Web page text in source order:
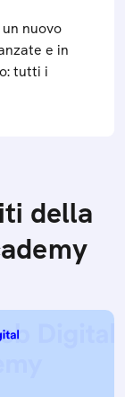
nuovo
e in
tutti i
della